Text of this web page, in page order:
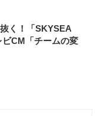
く！「SKYSEA
CM「チームの変